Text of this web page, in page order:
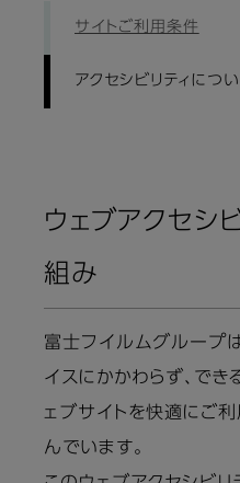
サイトご利用条件
アクセシビリティについ
ウェブアクセシ
組み
富士フイルムグループ
イスにかかわらず、で
ェブサイトを快適にご
んでいます。